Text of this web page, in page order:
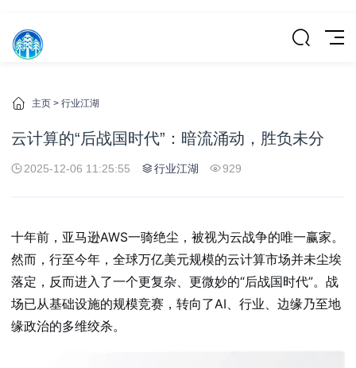
主页 > 行业江湖
云计算的“后战国时代”：暗流涌动，胜负未分
2025-12-06 11:25:55 行业江湖 929
十年前，亚马逊AWS一骑绝尘，被视为云战争的唯一赢家。
然而，行至今年，全球万亿美元规模的云计算市场并未尘埃
落定，反而进入了一个更复杂、更微妙的“后战国时代”。战
场已从基础设施的规模竞赛，转向了AI、行业、边缘乃至地
缘政治的多维绞杀。